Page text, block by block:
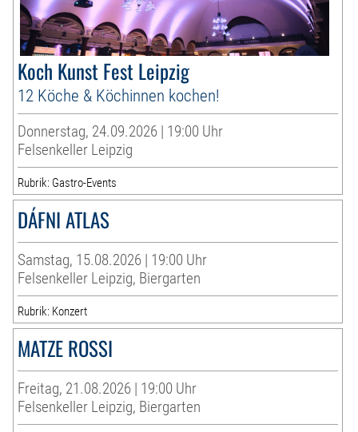
Koch Kunst Fest Leipzig
12 Köche & Köchinnen kochen!
Donnerstag, 24.09.2026 | 19:00 Uhr
Felsenkeller Leipzig
Rubrik: Gastro-Events
DÁFNI ATLAS
Samstag, 15.08.2026 | 19:00 Uhr
Felsenkeller Leipzig, Biergarten
Rubrik: Konzert
MATZE ROSSI
Freitag, 21.08.2026 | 19:00 Uhr
Felsenkeller Leipzig, Biergarten